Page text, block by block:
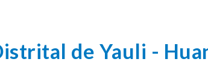
de Yauli -